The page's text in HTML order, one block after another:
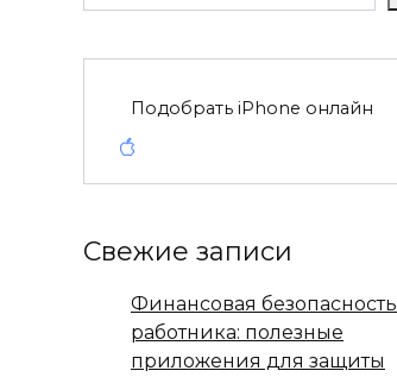
Подобрать iPhone онлайн
Свежие записи
Финансовая безопасность
работника: полезные
приложения для защиты